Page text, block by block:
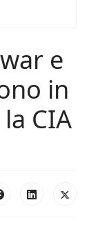
e
in
CIA